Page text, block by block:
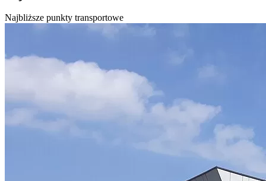
Najbliższe punkty transportowe